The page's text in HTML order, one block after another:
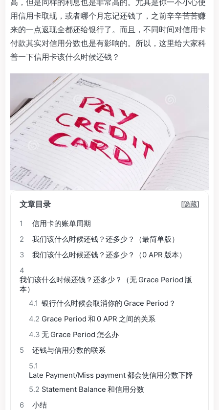
高，但是同样的利息也是非常高的。尤其是你一不小心使
用信用卡取现，或者哪个月忘记还钱了，之前辛辛苦苦赚
来的一点返现全都还给银行了。而且，不同时间对信用卡
付款其实对信用分数也是有影响的。所以，这里给大家科
普一下信用卡该什么时候还钱？
文章目录 [隐藏]
1
信用卡的账单周期
2
我们该什么时候还钱？还多少？（最简单版）
3
我们该什么时候还钱？还多少？（0 APR 版本）
4
我们该什么时候还钱？还多少？（无 Grace Period 版
本）
4.1 银行什么时候会取消你的 Grace Period？
4.2 Grace Period 和 0 APR 之间的关系
4.3 无 Grace Period 怎么办
5
还钱与信用分数的联系
5.1
Late Payment/Miss payment 都会使信用分数下降
5.2 Statement Balance 和信用分数
6
小结